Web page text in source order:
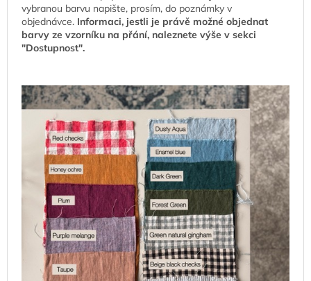
vybranou barvu napište, prosím, do poznámky v
objednávce. Informaci, jestli je právě možné objednat
barvy ze vzorníku na přání, naleznete výše v sekci
"Dostupnost".